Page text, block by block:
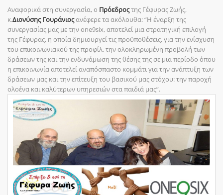
Αναφορικά στη συνεργασία, ο Πρόεδροςτης Γέφυρας Ζωής,
κ.Διονύσης Γουράνιοςανέφερε τα ακόλουθα: “Η έναρξη της
συνεργασίας μας με την one9six, αποτελεί μια στρατηγική επιλογή
της Γέφυρας, η οποία δημιουργεί τις προϋποθέσεις, για την ενίσχυση
του επικοινωνιακού της προφίλ, την ολοκληρωμένη προβολή των
δράσεων της και την ενδυνάμωση της θέσης της σε μια περίοδο όπου
η επικοινωνία αποτελεί αναπόσπαστο κομμάτι για την ανάπτυξη των
δράσεων μας και την επίτευξη του βασικού μας στόχου: την παροχή
ολοένα και καλύτερων υπηρεσιών στα παιδιά μας”.